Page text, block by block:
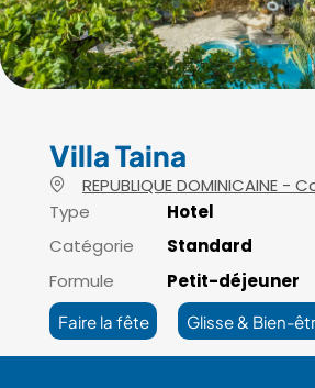
À PROPOS
BON CADEAU
DEMANDER UN DEVIS
Villa Taina
REPUBLIQUE DOMINICAINE -
Type
Hotel
Catégorie
Standard
Formule
Petit-déjeuner
Faire la fête Glisse & Bien-